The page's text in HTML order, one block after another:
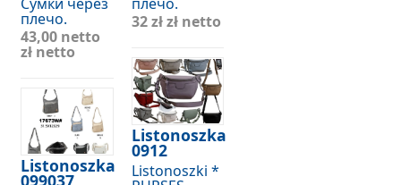
плечо.
43,00 netto
zł netto
Listonoszka
099037
32 złzł netto
Listonoszka
0912
Listonoszki *